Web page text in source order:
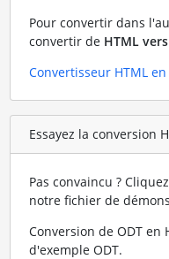
Pour convertir dans
convertir de HTML
Convertisseur HTML en
Essayez la conversion
Pas convaincu ?
notre fichier de
Conversion de ODT en
d'exemple ODT.